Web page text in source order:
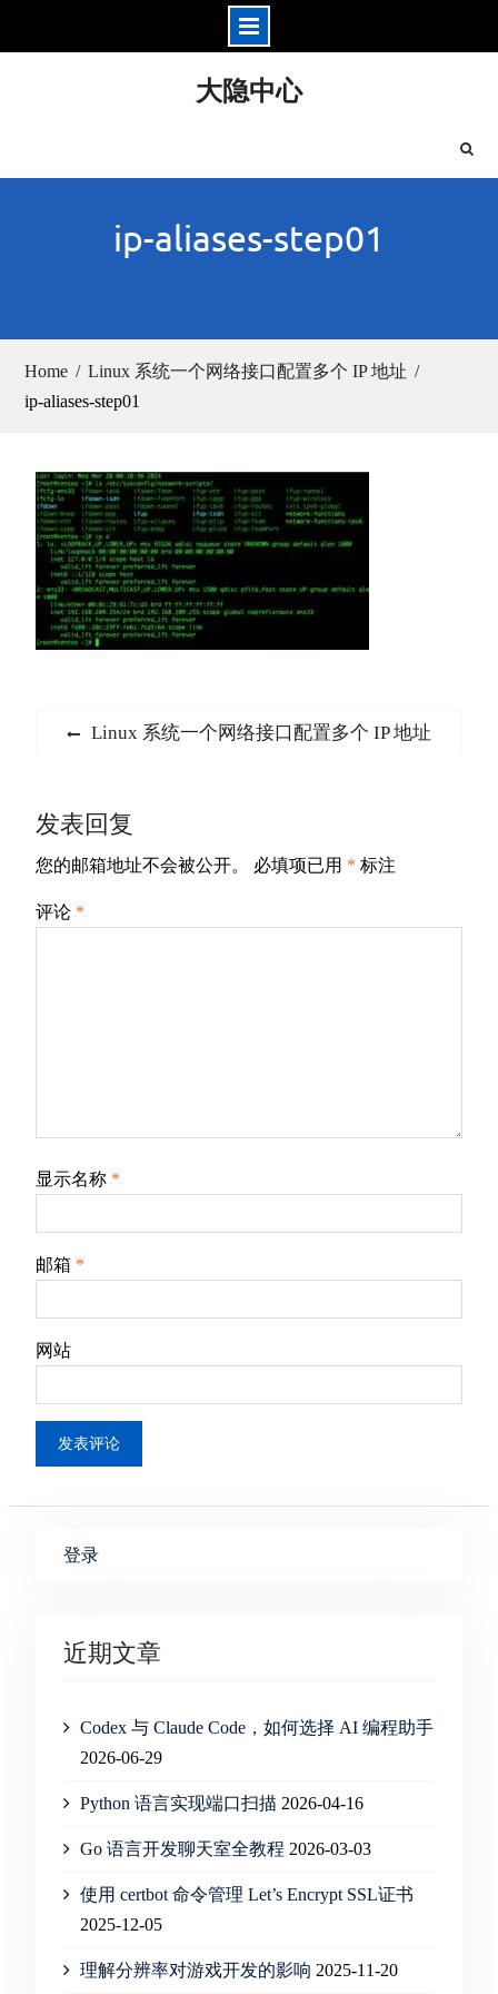
大隐中心
ip-aliases-step01
Home
Linux 系统一个网络接口配置多个 IP 地址
ip-aliases-step01
航
Previous
Linux 系统一个网络接口配置多个 IP 地址
发表回复
您的邮箱地址不会被公开。 必填项已用 * 标注
评论 *
显示名称 *
邮箱 *
网站
登录
近期文章
Codex 与 Claude Code，如何选择 AI 编程助手
2026-06-29
Python 语言实现端口扫描 2026-04-16
Go 语言开发聊天室全教程 2026-03-03
使用 certbot 命令管理 Let’s Encrypt SSL证书
2025-12-05
理解分辨率对游戏开发的影响 2025-11-20